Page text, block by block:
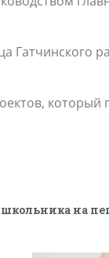
Гатчинского
который